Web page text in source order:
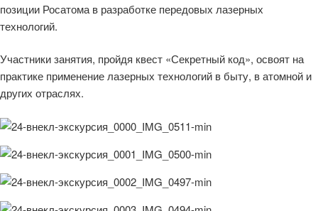
позиции Росатома в разработке передовых лазерных
технологий.
Участники занятия, пройдя квест «Секретный код», освоят на
практике применение лазерных технологий в быту, в атомной и
других отраслях.